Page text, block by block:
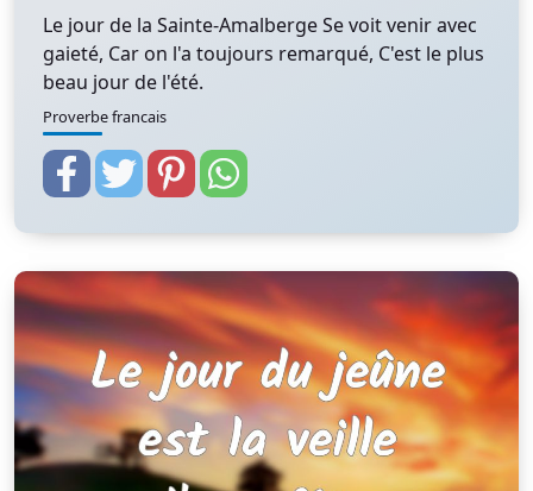
Le jour de la Sainte-Amalberge Se voit venir avec
gaieté, Car on l'a toujours remarqué, C'est le plus
beau jour de l'été.
Proverbe francais